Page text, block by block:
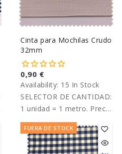
Cinta para Mochilas Crudo
32mm
0,90 €
Availability: 15 In Stock
SELECTOR DE CANTIDAD:
1 unidad = 1 metro. Precio
por metro.
FUERA DE STOCK